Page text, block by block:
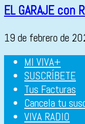
EL GARAJE con
19 de febrero de
MI VIVA+
SUSCRÍBETE
Tus Facturas
Cancela tu
VIVA RADIO